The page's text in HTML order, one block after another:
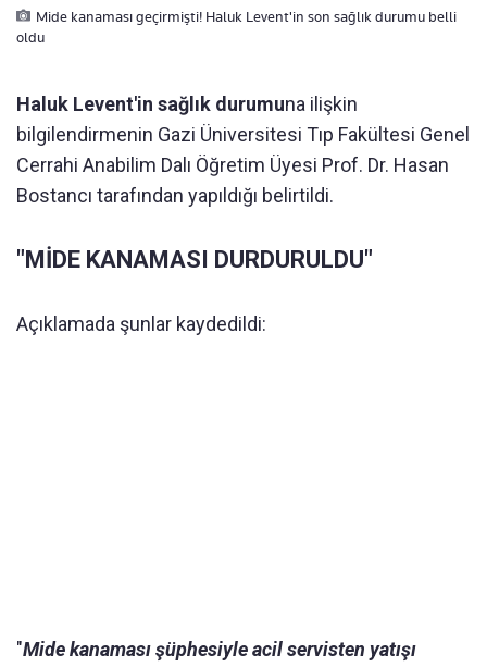
Mide kanaması geçirmişti! Haluk Levent'in son sağlık durumu belli
oldu
Haluk Levent'in sağlık durumuna ilişkin
bilgilendirmenin Gazi Üniversitesi Tıp Fakültesi Genel
Cerrahi Anabilim Dalı Öğretim Üyesi Prof. Dr. Hasan
Bostancı tarafından yapıldığı belirtildi.
"MİDE KANAMASI DURDURULDU"
Açıklamada şunlar kaydedildi:
"Mide kanaması şüphesiyle acil servisten yatışı